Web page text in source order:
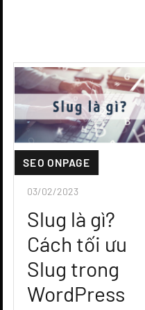
SEO ONPAGE
03/02/2023
Slug là gì?
Cách tối ưu
Slug trong
WordPress